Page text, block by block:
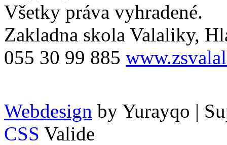
Všetky práva vyhradené.
Zakladna skola Valaliky,
055 30 99 885
Webdesign by Yurayqo |
CSS Valide